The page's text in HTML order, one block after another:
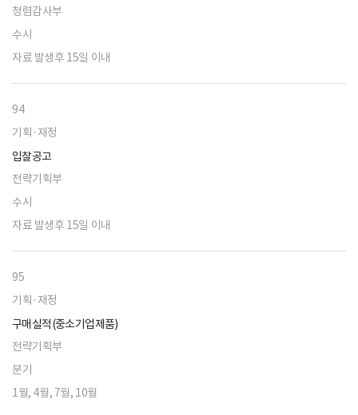
청렴감사부
수시
자료 발생후 15일 이내
94
기획·재정
입찰공고
전략기획부
수시
자료 발생후 15일 이내
95
기획·재정
구매실적(중소기업제품)
전략기획부
분기
1월, 4월, 7월, 10월